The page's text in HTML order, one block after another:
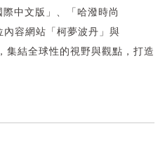
中文版」、「哈潑時尚
容網站「柯夢波丹」與
集結全球性的視野與觀點，打造